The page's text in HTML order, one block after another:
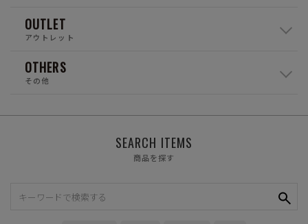
OUTLET
アウトレット
OTHERS
その他
SEARCH ITEMS
商品を探す